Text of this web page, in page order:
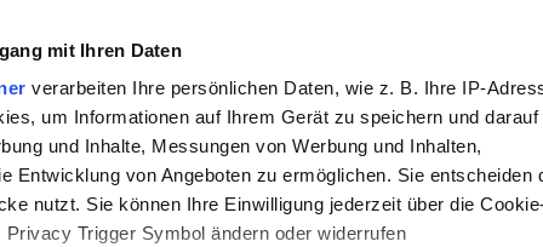
mit Ihren Daten
verarbeiten Ihre persönlichen Daten, wie z. B. Ihre IP-
um Informationen auf Ihrem Gerät zu speichern und
und Inhalte, Messungen von Werbung und Inhalten,
Entwicklung von Angeboten zu ermöglichen. Sie entscheiden
nutzt. Sie können Ihre Einwilligung jederzeit über die
Trigger Symbol ändern oder widerrufen